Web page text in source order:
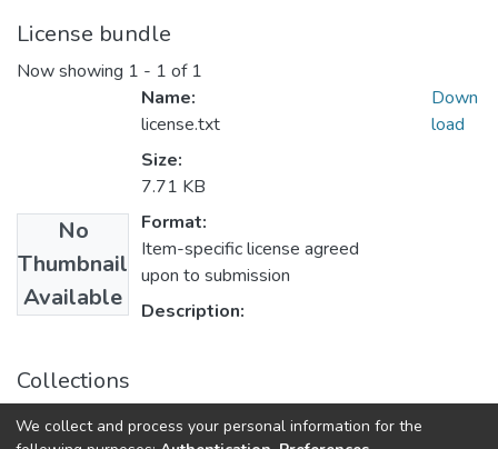
License bundle
Now showing 1 - 1 of 1
No
Thumbnail
Available
Name:
license.txt
Size:
7.71 KB
Format:
Item-specific license agreed
upon to submission
Description:
Down
load
Collections
Енергетика: економіка, технології, екологія: науковий
журнал, № 2 (44)
We collect and process your personal information for the